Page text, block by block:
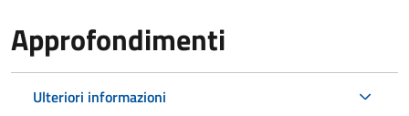
Approfondimenti
Ulteriori informazioni